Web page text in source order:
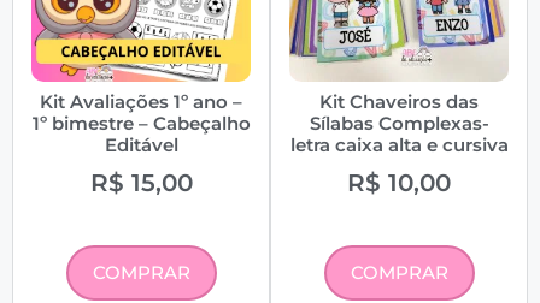
Kit Avaliações 1º ano –
1º bimestre – Cabeçalho
Editável
R$ 15,00
COMPRAR
Kit Chaveiros das
Sílabas Complexas-
letra caixa alta e cursiva
R$ 10,00
COMPRAR